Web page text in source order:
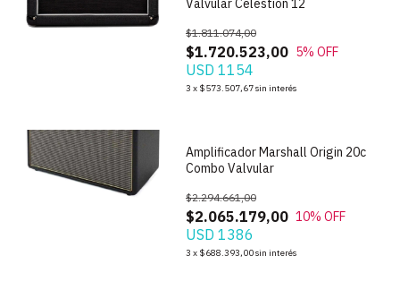
Valvular Celestion 12
$1.720.523,00
$1.811.074,00
5% OFF
USD 1154
3 x $573.507,67sin interés
Amplificador Marshall Origin 20c
Combo Valvular
$2.065.179,00
$2.294.661,00
10% OFF
USD 1386
3 x $688.393,00sin interés